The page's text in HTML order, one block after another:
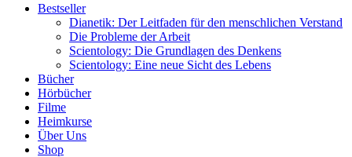
Bestseller
Dianetik: Der Leitfaden für den menschlichen Verstand
Die Probleme der Arbeit
Scientology: Die Grundlagen des Denkens
Scientology: Eine neue Sicht des Lebens
Bücher
Hörbücher
Filme
Heimkurse
Über Uns
Shop